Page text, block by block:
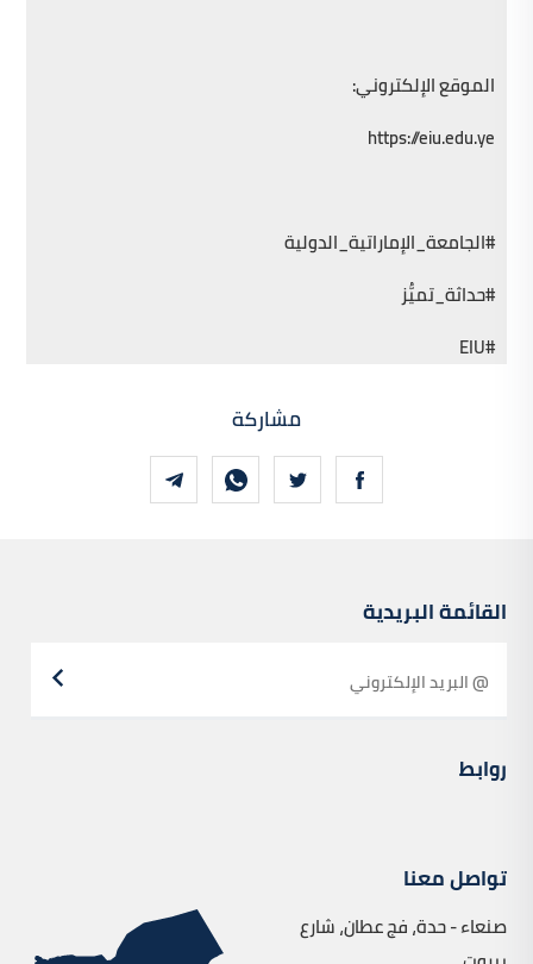
الموقع الإلكتروني:
https://eiu.edu.ye
#الجامعة_الإماراتية_الدولية
#حداثة_تميُّز
#EIU
مشاركة
القائمة البريدية
روابط
تواصل معنا
صنعاء - حدة، فج عطان، شارع